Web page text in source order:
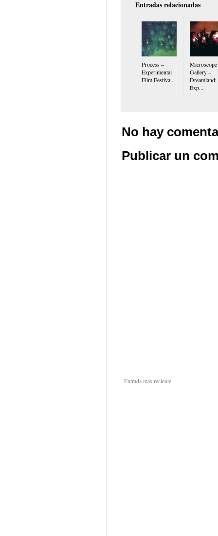
Entradas relacionadas
Process –
Experimental
Film Festiva...
Microscope
Gallery –
Dreamland:
Exp...
No hay
Publicar un
Entrada más reciente